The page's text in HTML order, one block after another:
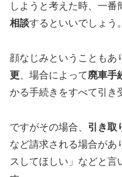
しようと考えた時、一番
相談するといいでしょう。
顔なじみということもあ
更 、場合によって廃車手
かる手続きをすべて引き
ですがその場合、 引き取
など請求される場合があ
スしてほしい」などと言